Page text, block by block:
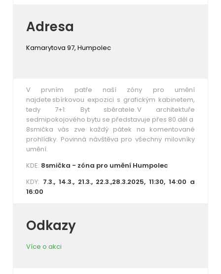
Adresa
Kamarytova 97, Humpolec
V prvním patře naší zóny pro umění
najdete sbírkovou expozici s grafickým kabinetem,
tedy 7+1: Byt sběratele. V architektuře
sedmipokojového bytu se představuje přes 80 děl a
8smička vás zve každý pátek na komentované
prohlídky. Povinná návštěva pro všechny milovníky
umění.
KDE: 8smička - zóna pro umění Humpolec
KDY: 7.3., 14.3., 21.3., 22.3.,28.3.2025, 11:30, 14:00 a
16:00
Odkazy
Více o akci